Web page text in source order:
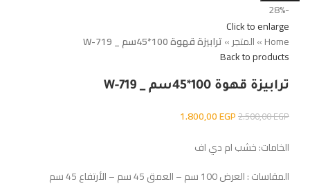
-28%
Click to enlarge
Home
»المتجر»ترابيزة قهوة 100*45سم _ W-719
Back to products
ترابيزة قهوة 100*45سم _ W-719
2.500,00EGP
1.800,00EGP
الخامات: خشب ام دي اف
المقاسات : العرض 100 سم – العمق 45 سم – الأرتفاع 45 سم